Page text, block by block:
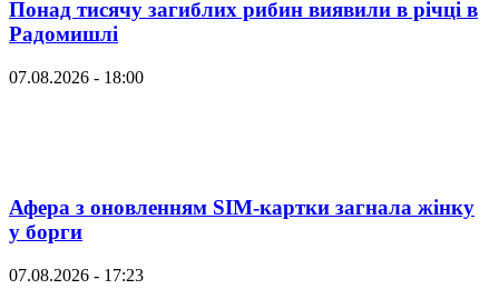
Понад тисячу загиблих рибин виявили в річці в
Радомишлі
07.08.2026 - 18:00
Афера з оновленням SIM-картки загнала жінку
у борги
07.08.2026 - 17:23